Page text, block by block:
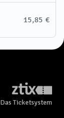
15,85 €
Das Ticketsystem